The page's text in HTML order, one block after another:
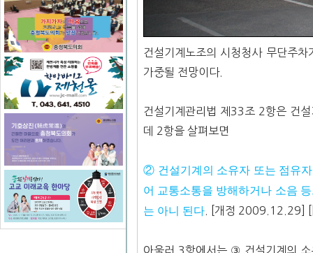
건설기계노조의 시청청사 무단주
가중될 전망이다.
건설기계관리법 제33조 2항은 건
데 2항을 살펴보면
② 건설기계의 소유자 또는 점유
어 교통소통을 방해하거나 소음
는 아니 된다. [개정 2009.12.29]
아울러 3항에서는 ③ 건설기계의